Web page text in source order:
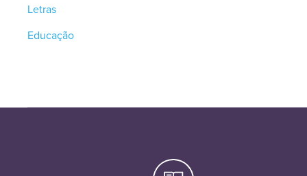
Letras
Educação